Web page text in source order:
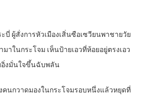
บี่ ผู้สั่งการหัวเมืองเสิ่นซือเซวียนพาชายวัย
าในกระโจม เห็นป้ายเอวที่ห้อยอยู่ตรงเอว
อิ่งมั่นใจขึ้นฉับพลัน
คนกวาดมองในกระโจมรอบหนึ่งแล้วหยุดที่